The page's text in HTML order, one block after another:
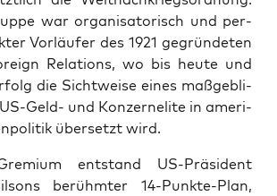
war orga­ni­sa­to­risch und per­
Vor­läu­fer des 1921 gegrün­de­ten
Rela­ti­ons, wo bis heu­te und
die Sicht­wei­se eines maß­geb­li­
Geld- und Kon­zer­neli­te in ame­ri­
über­setzt wird.
ent­stand US-Prä­si­dent
berühm­ter 14-Punk­te-Plan,